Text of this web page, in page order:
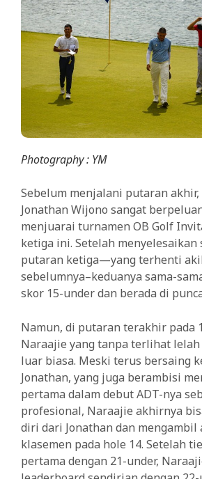
Photography : YM
Sebelum menjalani putaran
Jonathan Wijono sangat
menjuarai turnamen OB Golf
ketiga ini. Setelah menyelesaikan
putaran ketiga—yang terhenti
sebelumnya–keduanya sama-
skor 15-under dan berada di
Namun, di putaran terakhir pada
Naraajie yang tanpa terlihat
luar biasa. Meski terus bersaing
Jonathan, yang juga berambisi
pertama dalam debut ADT-nya
profesional, Naraajie akhirnya
diri dari Jonathan dan mengambil
klasemen pada hole 14. Setelah
pertama dengan 21-under,